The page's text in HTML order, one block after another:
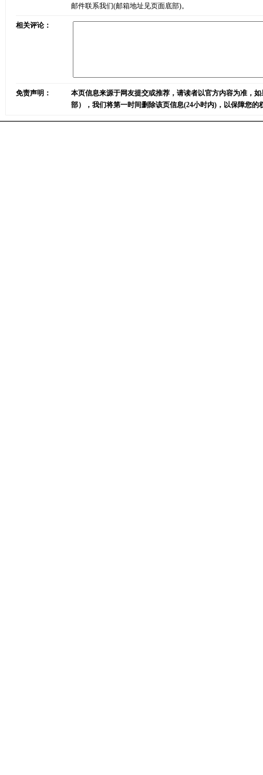
邮件联系我们(邮箱地址见页面底部)。
相关评论：
免责声明：
本页信息来源于网友提交或推荐，请读者以官方内容为准，
部），我们将第一时间删除该页信息(24小时内)，以保障您的